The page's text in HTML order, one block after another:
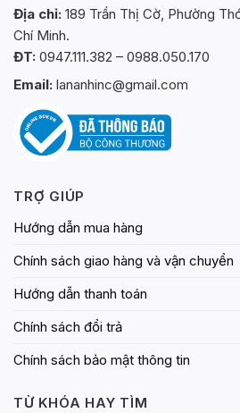
Địa chỉ: 189 Trần Thị Cờ, Phường
Chí Minh.
ĐT: 0947.111.382 – 0988.050.170
Email: lananhinc@gmail.com
TRỢ GIÚP
Hướng dẫn mua hàng
Chính sách giao hàng và vận chuyển
Hướng dẫn thanh toán
Chính sách đổi trả
Chính sách bảo mật thông tin
TỪ KHÓA HAY TÌM